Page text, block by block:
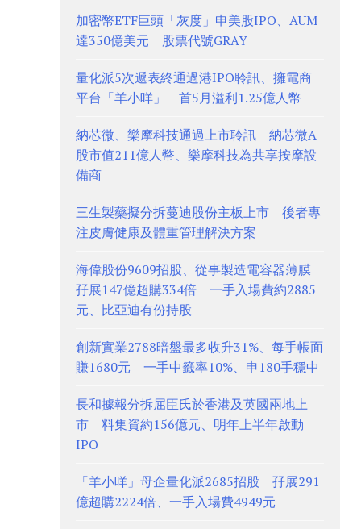
加密幣ETF巨頭「灰度」申美股IPO、AUM
達350億美元 股票代號GRAY
量化派5次遞表終通過港IPO聆訊、擁電商
平台「羊小咩」 首5月溢利1.25億人幣
納芯微、樂摩科技通過上市聆訊 納芯微A
股市值211億人幣、樂摩科技為共享按摩設
備商
三生製藥擬分拆蔓迪股份主板上市 後者專
注皮膚健康及體重管理解決方案
海偉股份9609招股、從事製造電容器薄膜
孖展147億超購334倍 一手入場費約2885
元、比亞迪有份持股
創新實業2788暗盤最多收升31%、每手帳面
賺1680元 一手中籤率10%、申180手穩中
長和據報分拆屈臣氏於香港及英國兩地上
市 料集資約156億元、明年上半年啟動
IPO
「羊小咩」母企量化派2685招股 孖展291
億超購2224倍、一手入場費4949元